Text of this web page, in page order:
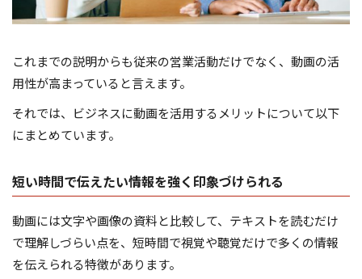
これまでの説明からも従来の営業活動だけでなく、動画の活
用性が高まっていると言えます。
それでは、ビジネスに動画を活用するメリットについて以下
にまとめています。
短い時間で伝えたい情報を強く印象づけられる
動画には文字や画像の資料と比較して、テキストを読むだけ
で理解しづらい点を、短時間で視覚や聴覚だけで多くの情報
を伝えられる特徴があります。